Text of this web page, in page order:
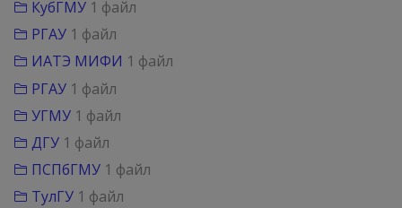
КубГМУ 1 файл
РГАУ 1 файл
ИАТЭ МИФИ 1 файл
РГАУ 1 файл
УГМУ 1 файл
ДГУ 1 файл
ПСПбГМУ 1 файл
ТулГУ 1 файл